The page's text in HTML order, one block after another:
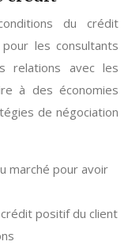
du crédit
les consultants
relations avec les
à des économies
de négociation
marché pour avoir
positif du client